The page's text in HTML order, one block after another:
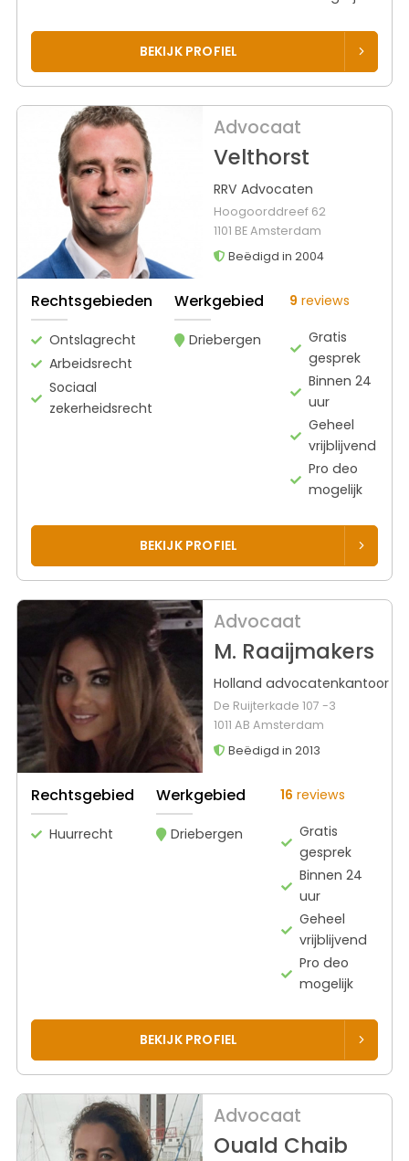
BEKIJK PROFIEL
Advocaat
Velthorst
RRV Advocaten
Hoogoorddreef 62
1101 BE Amsterdam
Beëdigd in 2004
Rechtsgebieden
Ontslagrecht
Arbeidsrecht
Sociaal
zekerheidsrecht
Werkgebied
Driebergen
9 reviews
Gratis
gesprek
Binnen 24
uur
Geheel
vrijblijvend
Pro deo
mogelijk
BEKIJK PROFIEL
Advocaat
M. Raaijmakers
Holland advocatenkantoor
De Ruijterkade 107 -3
1011 AB Amsterdam
Beëdigd in 2013
Rechtsgebied
Huurrecht
Werkgebied
Driebergen
16 reviews
Gratis
gesprek
Binnen 24
uur
Geheel
vrijblijvend
Pro deo
mogelijk
BEKIJK PROFIEL
Advocaat
Ouald Chaib